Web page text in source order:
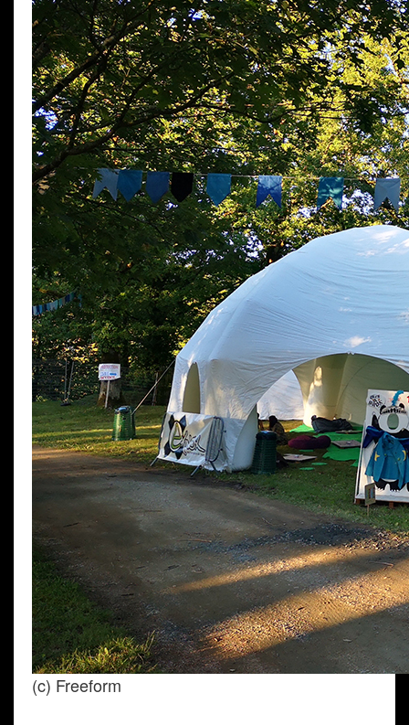
(c) Freeform